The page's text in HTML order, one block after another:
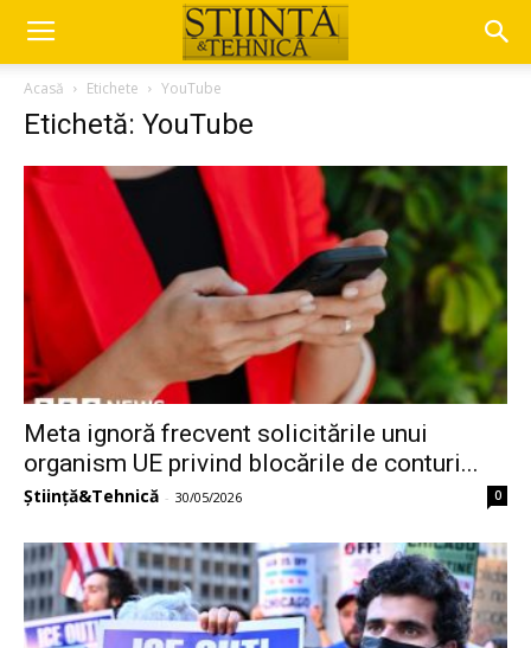
Acasă Etichete YouTube
Etichetă: YouTube
Meta ignoră frecvent solicitările unui
organism UE privind blocările de conturi...
Știință&Tehnică - 30/05/2026 0